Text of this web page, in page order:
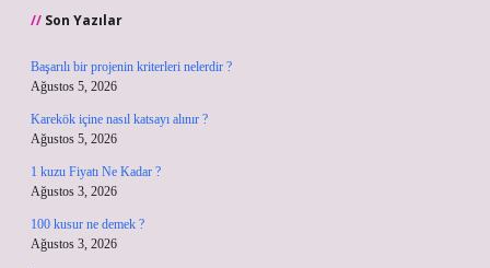
Son Yazılar
Başarılı bir projenin kriterleri nelerdir ?
Ağustos 5, 2026
Karekök içine nasıl katsayı alınır ?
Ağustos 5, 2026
1 kuzu Fiyatı Ne Kadar ?
Ağustos 3, 2026
100 kusur ne demek ?
Ağustos 3, 2026